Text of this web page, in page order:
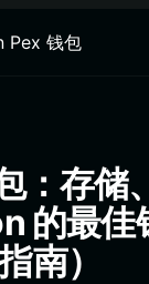
Pex 钱包
：存储
的最佳
南）